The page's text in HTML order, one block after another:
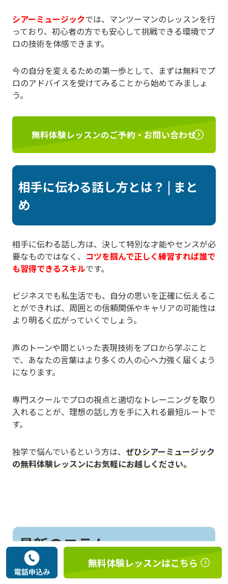
無料体験レッスンはこちら
シアーミュージックでは、マンツーマンのレッスンを行
っており、初心者の方でも安心して挑戦できる環境でプ
ロの技術を体感できます。
今の自分を変えるための第一歩として、まずは無料でプ
ロのアドバイスを受けてみることから始めてみましょ
う。
無料体験レッスンのご予約・お問い合わせ
相手に伝わる話し方とは？ | まと
め
相手に伝わる話し方は、決して特別な才能やセンスが必
要なものではなく、 コツを掴んで正しく練習すれば誰で
も習得できるスキルです。
ビジネスでも私生活でも、自分の思いを正確に伝えるこ
とができれば、周囲との信頼関係やキャリアの可能性は
より明るく広がっていくでしょう。
声のトーンや間といった表現技術をプロから学ぶこと
で、あなたの言葉はより多くの人の心へ力強く届くよう
になります。
専門スクールでプロの視点と適切なトレーニングを取り
入れることが、理想の話し方を手に入れる最短ルートで
す。
独学で悩んでいるという方は、 ぜひシアーミュージック
の無料体験レッスンにお気軽にお越しください。
最新のコラム